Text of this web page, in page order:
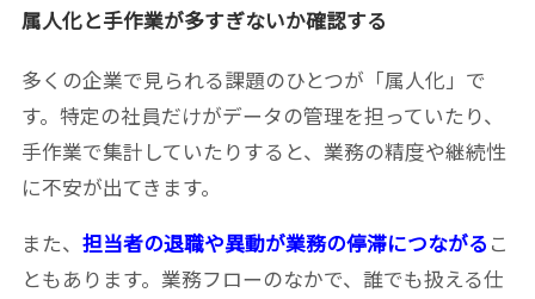
属人化と手作業が多すぎないか確認する
多くの企業で見られる課題のひとつが「属人化」で
す。特定の社員だけがデータの管理を担っていたり、
手作業で集計していたりすると、業務の精度や継続性
に不安が出てきます。
また、 担当者の退職や異動が業務の停滞につながる こ
ともあります。業務フローのなかで、誰でも扱える仕